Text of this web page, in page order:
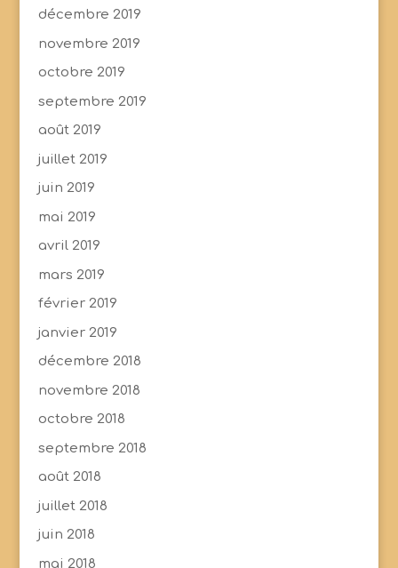
décembre 2019
novembre 2019
octobre 2019
septembre 2019
août 2019
juillet 2019
juin 2019
mai 2019
avril 2019
mars 2019
février 2019
janvier 2019
décembre 2018
novembre 2018
octobre 2018
septembre 2018
août 2018
juillet 2018
juin 2018
mai 2018